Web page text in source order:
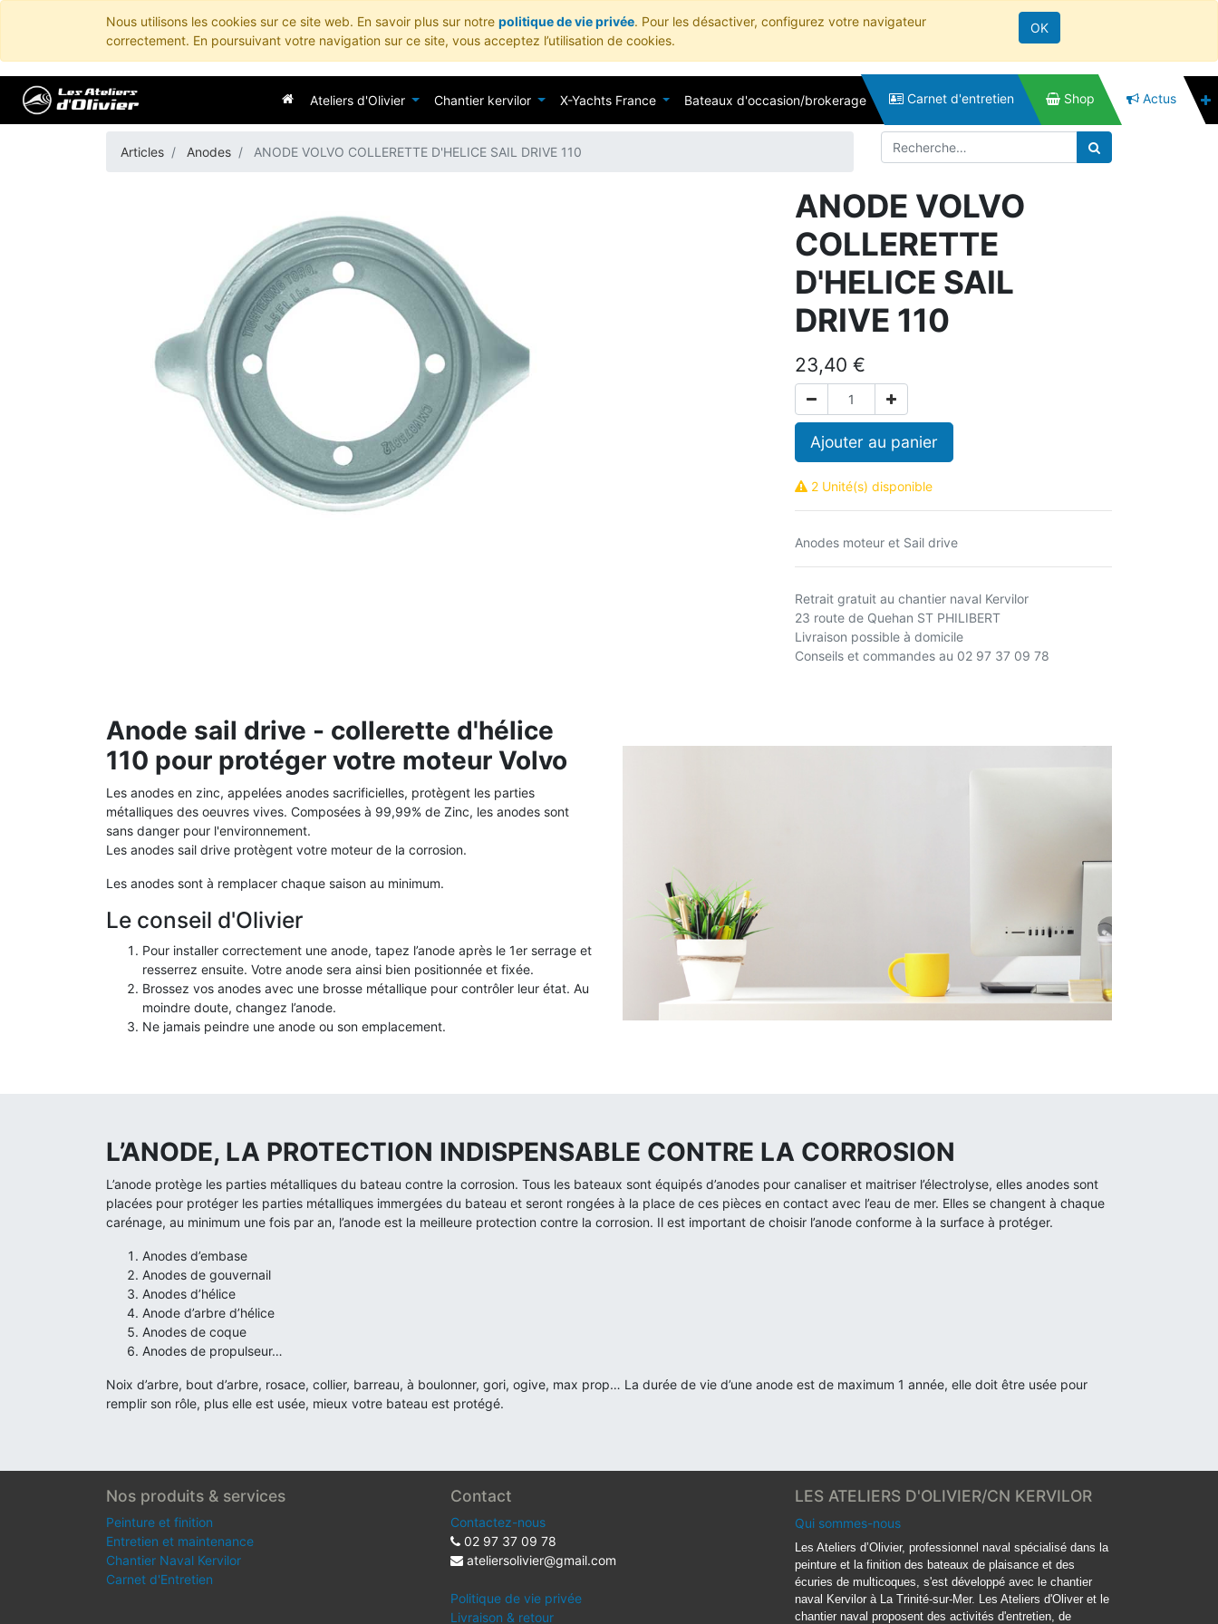
Nous utilisons les cookies sur ce site web. En savoir plus sur notre politique de vie privée. Pour les désactiver, configurez votre navigateur
correctement. En poursuivant votre navigation sur ce site, vous acceptez l’utilisation de cookies.
OK
Ateliers d'Olivier Chantier kervilor X-Yachts France Bateaux d'occasion/brokerage Carnet d'entretien Shop Actus
Articles Anodes ANODE VOLVO COLLERETTE D'HELICE SAIL DRIVE 110
ANODE VOLVO
COLLERETTE
D'HELICE SAIL
DRIVE 110
23,40 €
Ajouter au panier
2 Unité(s) disponible
Anodes moteur et Sail drive
Retrait gratuit au chantier naval Kervilor
23 route de Quehan ST PHILIBERT
Livraison possible à domicile
Conseils et commandes au 02 97 37 09 78
Anode sail drive - collerette d'hélice
110 pour protéger votre moteur Volvo
Les anodes en zinc, appelées anodes sacrificielles, protègent les parties
métalliques des oeuvres vives. Composées à 99,99% de Zinc, les anodes sont
sans danger pour l'environnement.
Les anodes sail drive protègent votre moteur de la corrosion.
Les anodes sont à remplacer chaque saison au minimum.
Le conseil d'Olivier
Pour installer correctement une anode, tapez l’anode après le 1er serrage et
resserrez ensuite. Votre anode sera ainsi bien positionnée et fixée.
Brossez vos anodes avec une brosse métallique pour contrôler leur état. Au
moindre doute, changez l’anode.
Ne jamais peindre une anode ou son emplacement.
L’ANODE, LA PROTECTION INDISPENSABLE CONTRE LA CORROSION
L’anode protège les parties métalliques du bateau contre la corrosion. Tous les bateaux sont équipés d’anodes pour canaliser et maitriser l’électrolyse, elles anodes sont
placées pour protéger les parties métalliques immergées du bateau et seront rongées à la place de ces pièces en contact avec l’eau de mer. Elles se changent à chaque
carénage, au minimum une fois par an, l’anode est la meilleure protection contre la corrosion. Il est important de choisir l’anode conforme à la surface à protéger.
Anodes d’embase
Anodes de gouvernail
Anodes d’hélice
Anode d’arbre d’hélice
Anodes de coque
Anodes de propulseur…
Noix d’arbre, bout d’arbre, rosace, collier, barreau, à boulonner, gori, ogive, max prop… La durée de vie d’une anode est de maximum 1 année, elle doit être usée pour
remplir son rôle, plus elle est usée, mieux votre bateau est protégé.
Nos produits & services
Peinture et finition
Entretien et maintenance
Chantier Naval Kervilor
Carnet d'Entretien
Contact
Contactez-nous
02 97 37 09 78
ateliersolivier@gmail.com
Politique de vie privée
Livraison & retour
LES ATELIERS D'OLIVIER/CN KERVILOR
Qui sommes-nous
Les Ateliers d’Olivier, professionnel naval spécialisé dans la
peinture et la finition des bateaux de plaisance et des
écuries de multicoques, s'est développé avec le chantier
naval Kervilor à La Trinité-sur-Mer. Les Ateliers d'Oliver et le
chantier naval proposent des activités d'entretien, de